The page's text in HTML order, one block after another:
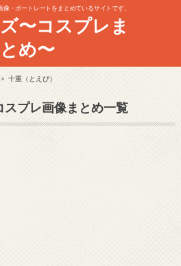
・ポートレートをまとめているサイトです。
〜コスプレま
とめ〜
十重（とえぴ）
スプレ画像まとめ一覧